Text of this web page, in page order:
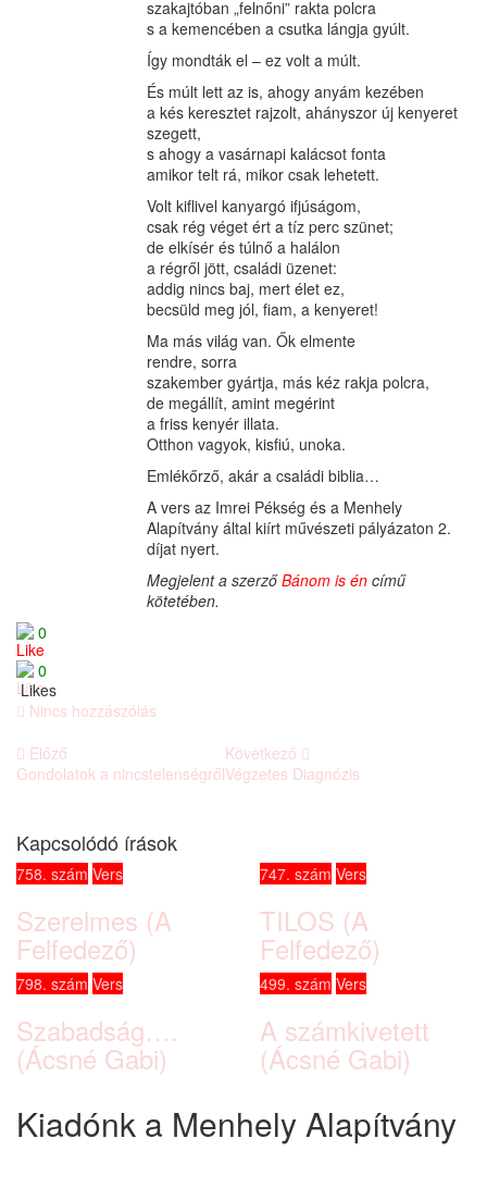
szakajtóban „felnőni” rakta polcra
s a kemencében a csutka lángja gyúlt.
Így mondták el – ez volt a múlt.
És múlt lett az is, ahogy anyám kezében
a kés keresztet rajzolt, ahányszor új kenyeret
szegett,
s ahogy a vasárnapi kalácsot fonta
amikor telt rá, mikor csak lehetett.
Volt kiflivel kanyargó ifjúságom,
csak rég véget ért a tíz perc szünet;
de elkísér és túlnő a halálon
a régről jött, családi üzenet:
addig nincs baj, mert élet ez,
becsüld meg jól, fiam, a kenyeret!
Ma más világ van. Ők elmente
rendre, sorra
szakember gyártja, más kéz rakja polcra,
de megállít, amint megérint
a friss kenyér illata.
Otthon vagyok, kisfiú, unoka.
Emlékőrző, akár a családi biblia…
A vers az Imrei Pékség és a Menhely
Alapítvány által kiírt művészeti pályázaton 2.
díjat nyert.
Megjelent a szerzőBánom is én című
kötetében.
0
0
Likes
Nincs hozzászólás
Előző
Gondolatok a nincstelenségről
Következő
Végzetes Diagnózis
Kapcsolódó írások
758. szám Vers
Szerelmes (A
Felfedező)
747. szám Vers
TILOS (A
Felfedező)
798. szám Vers
Szabadság….
(Ácsné Gabi)
499. szám Vers
A számkivetett
(Ácsné Gabi)
Kiadónk a Menhely Alapítvány